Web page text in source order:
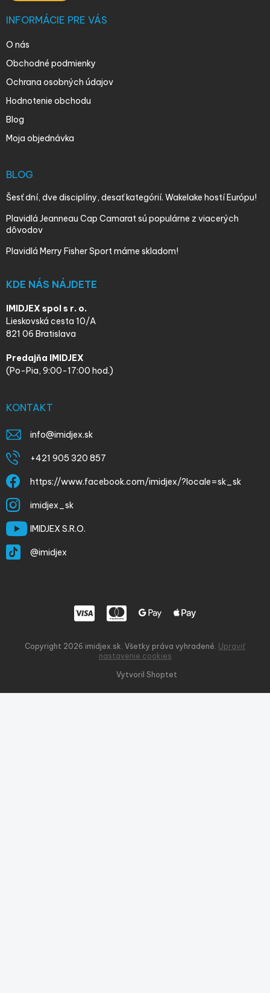
INFORMÁCIE PRE VÁS
O nás
Obchodné podmienky
Ochrana osobných údajov
Hodnotenie obchodu
Blog
Moja objednávka
BLOG
Šesť dní, dve disciplíny, desať kategórií. Wakelake hostí Európu!
Plavidlá Jeanneau Cap Camarat sú populárne z viacerých
dôvodov
Plavidlá Merry Fisher Sport máme skladom!
KDE NÁS NÁJDETE
IMIDJEX spol s r. o.
Lieskovská cesta 10/A
821 06 Bratislava
Predajňa IMIDJEX
(Po-Pia, 9:00-17:00 hod.)
KONTAKT
info@imidjex.sk
+421 905 320 857
https://www.facebook.com/imidjex/?locale=sk_sk
imidjex_sk
IMIDJEX S.R.O.
@imidjex
Vytvoril Shoptet
Copyright 2026 imidjex.sk . Všetky práva vyhradené. Upraviť
nastavenie cookies